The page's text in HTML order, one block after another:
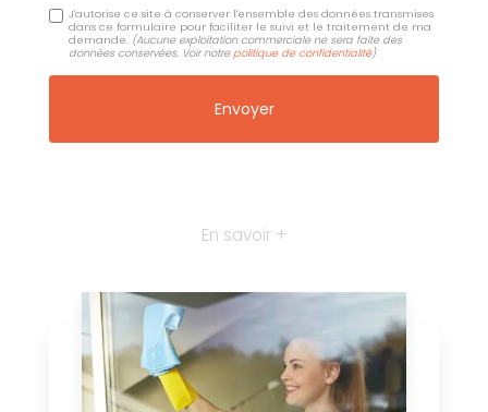
J'autorise ce site à conserver l'ensemble des données transmises
dans ce formulaire pour faciliter le suivi et le traitement de ma
demande. (Aucune exploitation commerciale ne sera faite des
données conservées. Voir notre politique de confidentialité)
En savoir +